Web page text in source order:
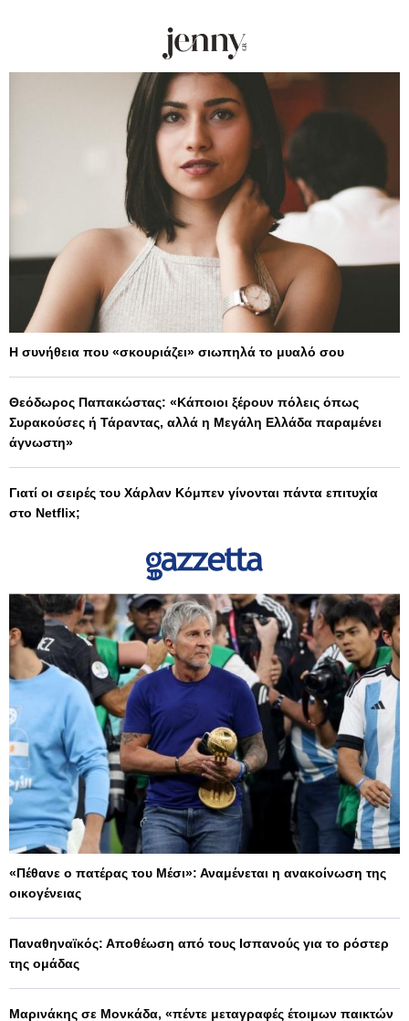
Η συνήθεια που «σκουριάζει» σιωπηλά το μυαλό σου
Θεόδωρος Παπακώστας: «Κάποιοι ξέρουν πόλεις όπως
Συρακούσες ή Τάραντας, αλλά η Μεγάλη Ελλάδα παραμένει
άγνωστη»
Γιατί οι σειρές του Χάρλαν Κόμπεν γίνονται πάντα επιτυχία
στο Netflix;
«Πέθανε ο πατέρας του Μέσι»: Αναμένεται η ανακοίνωση της
οικογένειας
Παναθηναϊκός: Αποθέωση από τους Ισπανούς για το ρόστερ
της ομάδας
Μαρινάκης σε Μονκάδα, «πέντε μεταγραφές έτοιμων παικτών